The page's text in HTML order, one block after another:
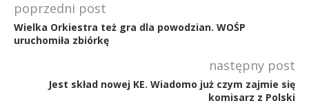
poprzedni post
Wielka Orkiestra też gra dla powodzian. WOŚP
uruchomiła zbiórkę
następny post
Jest skład nowej KE. Wiadomo już czym zajmie się
komisarz z Polski